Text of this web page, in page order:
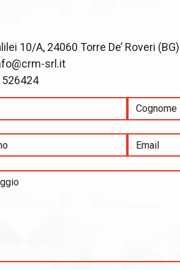
10/A, 24060 Torre De’ Roveri (BG)
srl.it
526424